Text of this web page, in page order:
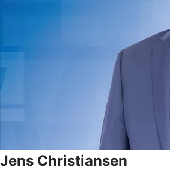
Jens Christiansen